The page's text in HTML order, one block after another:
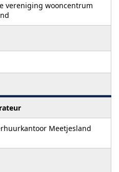
vereniging wooncentrum
Meetjesland